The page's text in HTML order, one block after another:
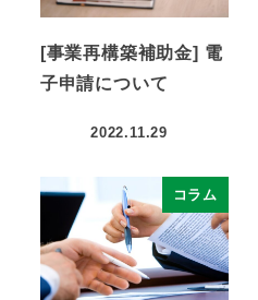
[事業再構築補助金] 電
子申請について
2022.11.29
コラム